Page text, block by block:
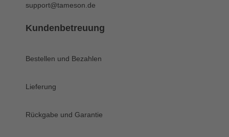
support@tameson.de
Kundenbetreuung
Bestellen und Bezahlen
Lieferung
Rückgabe und Garantie